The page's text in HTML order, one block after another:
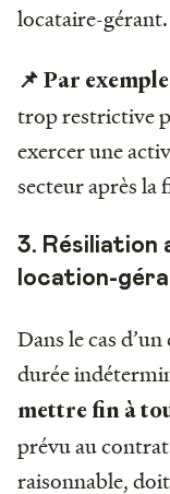
locataire-gérant.
📌 Par exemple
trop restrictive
exercer une
secteur après la
3.
location-
Dans le cas
durée
mettre fin à
prévu au
raisonnable,